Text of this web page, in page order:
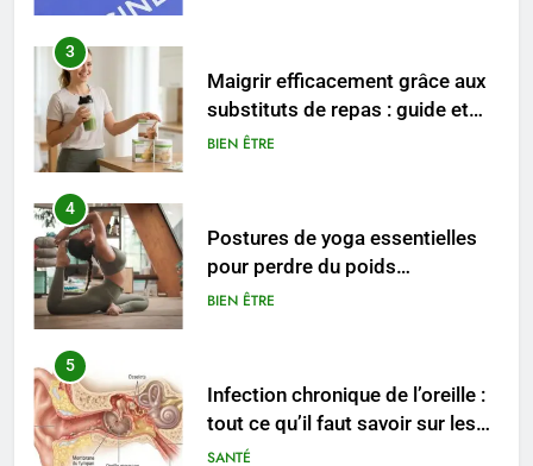
4
Postures de yoga essentielles
pour perdre du poids
rapidement et durable
BIEN ÊTRE
5
Infection chronique de l’oreille :
tout ce qu’il faut savoir sur les
saignements
SANTÉ
6
Les secrets révélés pour une
peau éclatante grâce à The
Ordinary
SANTÉ